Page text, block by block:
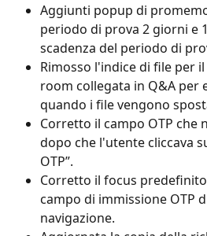
Aggiunti popup di
periodo di prova 2 giorni e
scadenza del periodo di
Rimosso l'indice di file per
room collegata in Q&A per
quando i file vengono
Corretto il campo OTP che
dopo che l'utente cliccava
OTP”.
Corretto il focus
campo di immissione OTP
navigazione.